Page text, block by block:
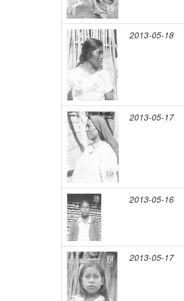
2013-05-18
2013-05-17
2013-05-16
2013-05-17